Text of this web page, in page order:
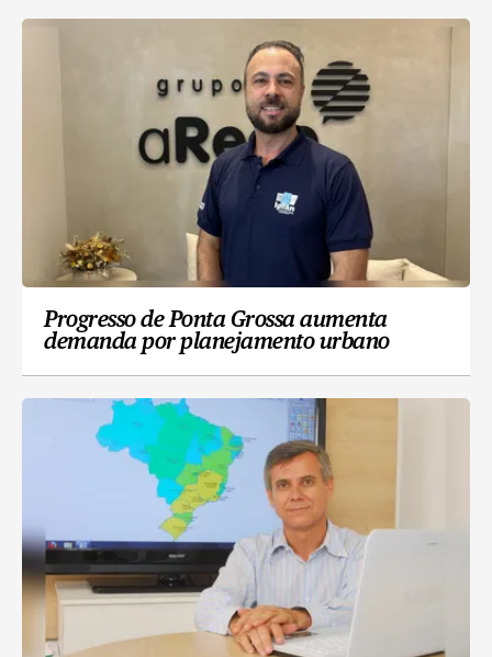
Progresso de Ponta Grossa aumenta
demanda por planejamento urbano